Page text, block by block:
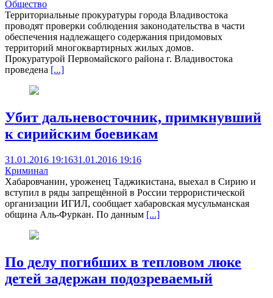
Общество
Территориальные прокуратуры города Владивостока
проводят проверки соблюдения законодательства в части
обеспечения надлежащего содержания придомовых
территорий многоквартирных жилых домов.
Прокуратурой Первомайского района г. Владивостока
проведена [...]
Убит дальневосточник, примкнувший
к сирийским боевикам
31.01.2016 19:1631.01.2016 19:16
Криминал
Хабаровчанин, уроженец Таджикистана, выехал в Сирию и
вступил в ряды запрещённой в России террористической
организации ИГИЛ, сообщает хабаровская мусульманская
община Аль-Фуркан. По данным [...]
По делу погибших в тепловом люке
детей задержан подозреваемый